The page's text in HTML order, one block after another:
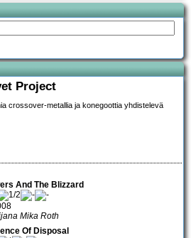
Project
crossover-metallia ja konegoottia yhdistelevä
And The Blizzard
Mika Roth
Of Disposal